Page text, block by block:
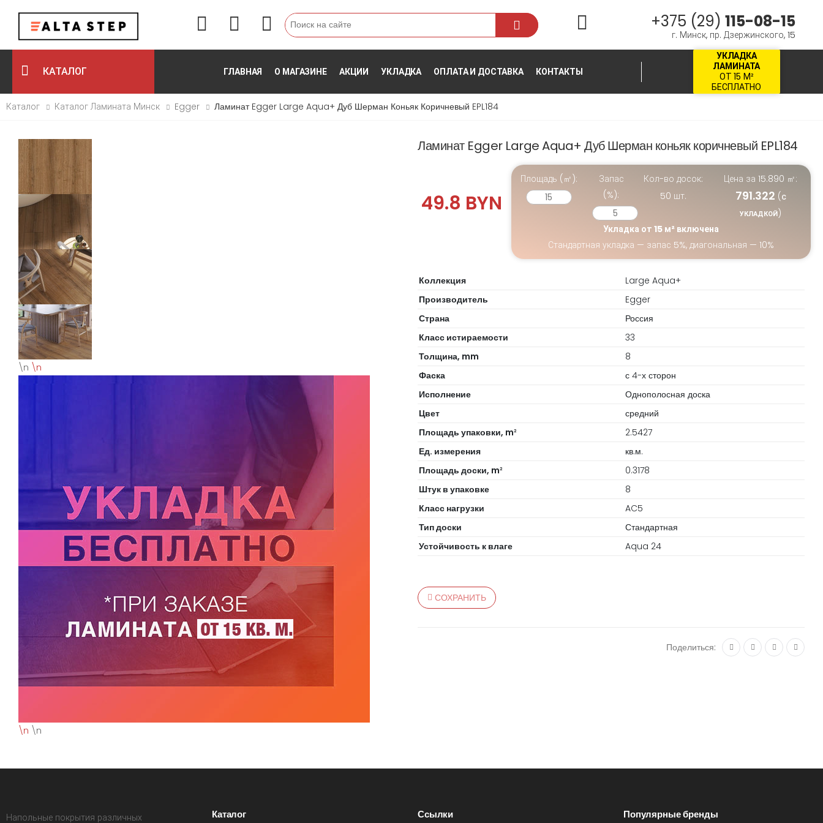
Поиск +375 (29) 115-08-15
г. Минск, пр. Дзержинского, 15
КАТАЛОГ ГЛАВНАЯ О МАГАЗИНЕ АКЦИИ УКЛАДКА ОПЛАТА И ДОСТАВКА КОНТАКТЫ
УКЛАДКА
ЛАМИНАТА
ОТ 15 М²
БЕСПЛАТНО
Каталог
Каталог Ламината Минск Egger Ламинат Egger Large Aqua+ Дуб Шерман Коньяк Коричневый EPL184
\n \n
\n \n
Ламинат Egger Large Aqua+ Дуб Шерман коньяк коричневый EPL184
49.8 BYN
Площадь (㎡):
Запас
(%):
Кол-во досок:
50 шт.
Цена за15.890 ㎡:
791.322 (С
УКЛАДКОЙ)
Укладка от 15 м² включена
Стандартная укладка — запас 5%, диагональная — 10%
Коллекция
Large Aqua+
Производитель
Egger
Страна
Россия
Класс истираемости
33
Толщина, mm
8
Фаска
с 4-х сторон
Исполнение
Однополосная доска
Цвет
средний
Площадь упаковки, m2
2.5427
Ед. измерения
кв.м.
Площадь доски, m2
0.3178
Штук в упаковке
8
Класс нагрузки
AC5
Тип доски
Стандартная
Устойчивость к влаге
Aqua 24
СОХРАНИТЬ
Поделиться:
Напольные покрытия различных Каталог Ссылки Популярные бренды